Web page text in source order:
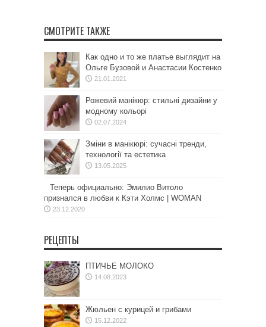
СМОТРИТЕ ТАКЖЕ
Как одно и то же платье выглядит на
Ольге Бузовой и Анастасии Костенко
21.01.2021
Рожевий манікюр: стильні дизайни у
модному кольорі
02.07.2024
Зміни в манікюрі: сучасні тренди,
технології та естетика
13.05.2025
Теперь официально: Эмилио Витоло
признался в любви к Кэти Холмс | WOMAN
23.12.2020
РЕЦЕПТЫ
ПТИЧЬЕ МОЛОКО
14.08.2023
Жюльен с курицей и грибами
15.12.2022